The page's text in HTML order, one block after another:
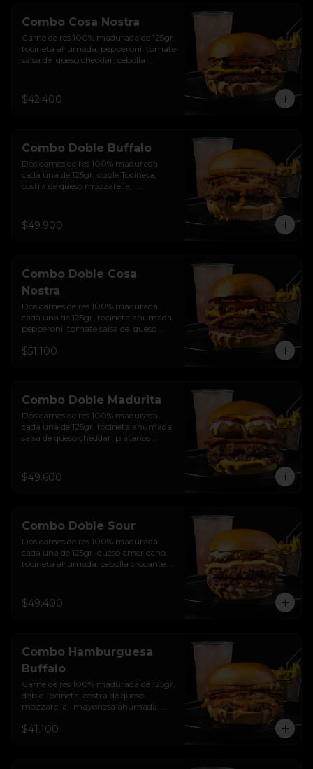
Combo Cosa Nostra
Carne de res 100% madurada de 125gr,
tocineta ahumada, pepperoni, tomate
salsa de  queso cheddar, cebolla
brioche sellado + papas + bebida de la
casa
$42.400
Combo Doble Buffalo
Dos carnes de res 100% madurada
cada una de 125gr, doble Tocineta,
costra de queso mozzarella,
picante y pan brioche sellado + papas
+ bebida de la casa
$49.900
Combo Doble Cosa
Nostra
Dos carnes de res 100% madurada
cada una de 125gr, tocineta ahumada,
pepperoni, tomate salsa de  queso
de arándanos, salsa rosada de
$51.100
Combo Doble Madurita
Dos carnes de res 100% madurada
cada una de 125gr, tocineta ahumada,
salsa de queso cheddar, plátanos
cream de sriracha levemente picante y
pan brioche sellado + papas + bebida
$49.600
Combo Doble Sour
Dos carnes de res 100% madurada
cada una de 125gr, queso americano,
tocineta ahumada, cebolla crocante,
sellado + papas + bebida de la casa
$49.400
Combo Hamburguesa
Buffalo
Carne de res 100% madurada de 125gr,
doble Tocineta, costra de queso
mozzarella,  mayonesa ahumada,
levemente picante y pan brioche
$41.100